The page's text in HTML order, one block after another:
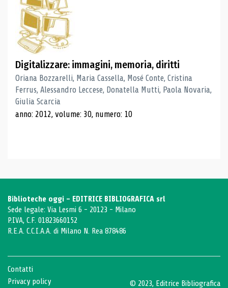
Digitalizzare: immagini, memoria, diritti
Oriana Bozzarelli, Maria Cassella, Mosé Conte, Cristina
Ferrus, Alessandro Leccese, Donatella Mutti, Paola Novaria,
Giulia Scarcia
anno: 2012, volume: 30, numero: 10
Biblioteche oggi - EDITRICE BIBLIOGRAFICA srl
Sede legale: Via Lesmi 6 - 20123 - Milano
P.IVA, C.F. 01823660152
R.E.A. C.C.I.A.A. di Milano N. Rea 878486
Contatti
Privacy policy
© 2023, Editrice Bibliografica